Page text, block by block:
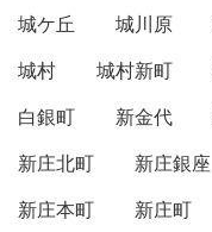
城ケ丘
城川原
城村
城村新町
白銀町
新金代
新庄北町
新庄銀座
新庄本町
新庄町